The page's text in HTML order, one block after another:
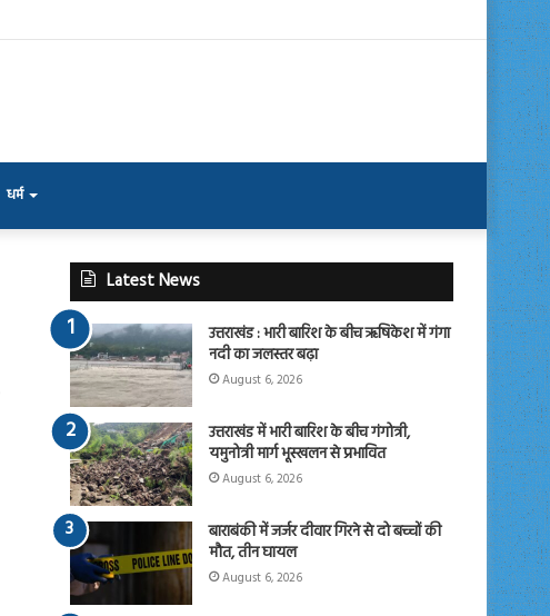
धर्म
Latest News
उत्तराखंड : भारी बारिश के बीच ऋषिकेश में गंगा
नदी का जलस्तर बढ़ा
August 6, 2026
उत्तराखंड में भारी बारिश के बीच गंगोत्री,
यमुनोत्री मार्ग भूस्खलन से प्रभावित
August 6, 2026
बाराबंकी में जर्जर दीवार गिरने से दो बच्चों की
मौत, तीन घायल
August 6, 2026